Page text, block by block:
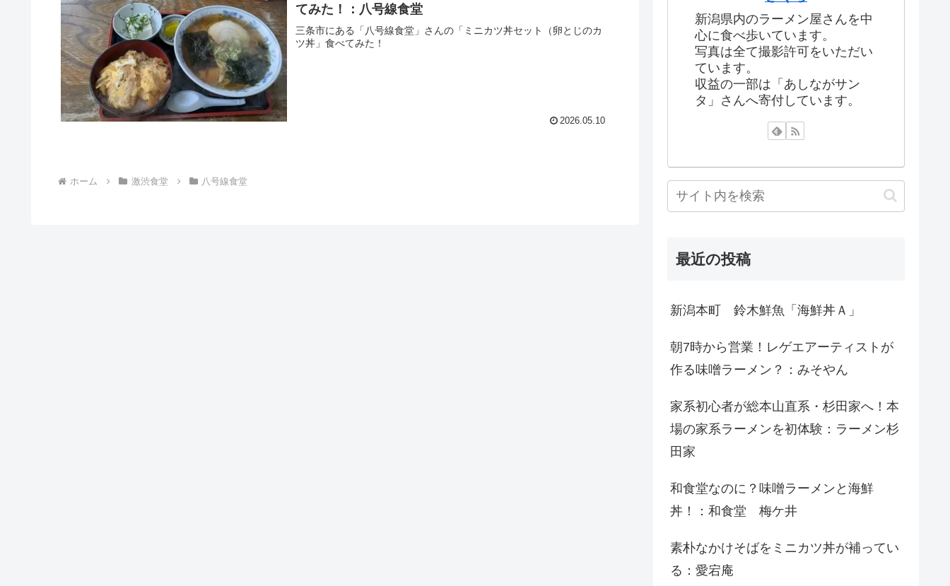
てみた！：八号線食堂
三条市にある「八号線食堂」さんの「ミニカツ丼セット（卵とじのカ
ツ丼」食べてみた！
2026.05.10
ホーム 激渋食堂 八号線食堂
新潟県内のラーメン屋さんを中
心に食べ歩いています。
写真は全て撮影許可をいただい
ています。
収益の一部は「あしながサン
タ」さんへ寄付しています。
最近の投稿
新潟本町 鈴木鮮魚「海鮮丼Ａ」
朝7時から営業！レゲエアーティストが
作る味噌ラーメン？：みそやん
家系初心者が総本山直系・杉田家へ！本
場の家系ラーメンを初体験：ラーメン杉
田家
和食堂なのに？味噌ラーメンと海鮮
丼！：和食堂 梅ケ井
素朴なかけそばをミニカツ丼が補ってい
る：愛宕庵